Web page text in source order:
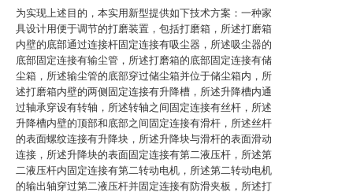
为实现上述目的，本实用新型提供如下技术方案：一种家
具设计用便于调节的打磨装置，包括打磨箱，所述打磨箱
内壁的底部通过连接杆固定连接有吸尘器，所述吸尘器的
底部固定连接有输尘管，所述打磨箱的底部固定连接有储
尘箱，所述输尘管的底部穿过储尘箱并位于储尘箱内，所
述打磨箱内壁的两侧固定连接有升降槽，所述升降槽内通
过轴承穿设有转轴，所述转轴之间固定连接有丝杆，所述
升降槽内壁的顶部和底部之间固定连接有滑杆，所述丝杆
的表面螺纹连接有升降块，所述升降块与滑杆的表面滑动
连接，所述升降块的表面固定连接有第二液压杆，所述第
二液压杆内固定连接有第二转动电机，所述第二转动电机
的输出轴穿过第二液压杆并固定连接有防滑夹板，所述打